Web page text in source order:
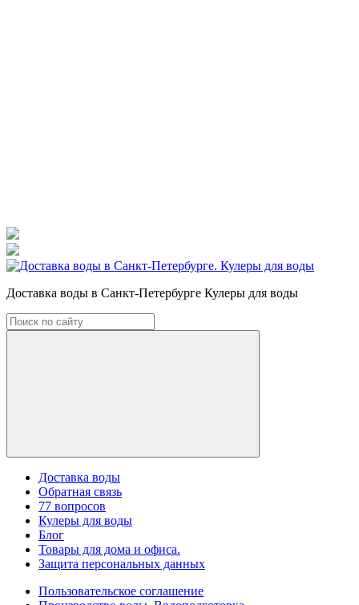
Доставка воды в Санкт-Петербурге Кулеры для воды
Доставка воды
Обратная связь
77 вопросов
Кулеры для воды
Блог
Товары для дома и офиса.
Защита персональных данных
Пользовательское соглашение